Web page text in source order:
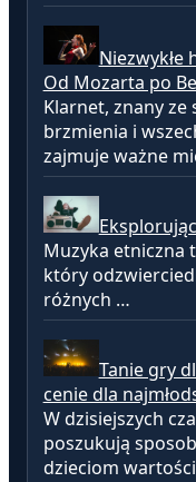
Niezwykłe
Od Mozarta po
Klarnet, znany
brzmienia i
zajmuje ważne
Muzyka etniczna
który
różnych …
Tanie gry
cenie dla
W dzisiejszych
poszukują
dzieciom